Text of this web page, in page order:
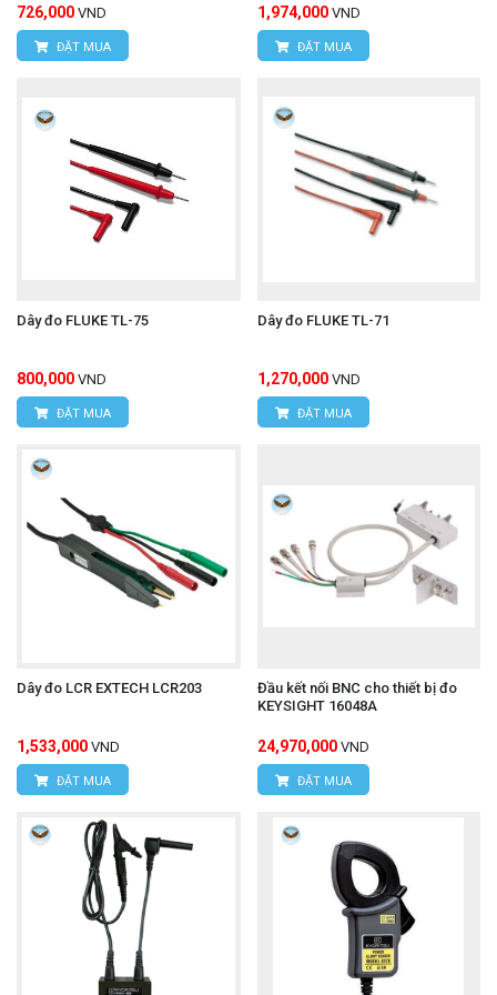
Địa chỉ:
D7/6B đường Dương Đình Cúc, Xã Tân
Email:vantien2307@gmail.com
Website:www.hungnguyentech.vn
Xem thêm:
Đồng hồ vạn năng UNI-T UT890C
726,000 VND
ĐẶT MUA
1,974,000 VND
ĐẶT MUA
Dây đo FLUKE TL-75
800,000 VND
ĐẶT MUA
Dây đo FLUKE TL-71
1,270,000 VND
ĐẶT MUA
Dây đo LCR EXTECH LCR203
1,533,000 VND
ĐẶT MUA
Đầu kết nối BNC cho thiết bị đo
KEYSIGHT 16048A
24,970,000 VND
ĐẶT MUA